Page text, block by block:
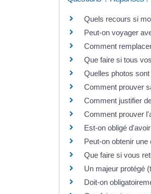
Quels recours si
Peut-on voyager
Comment
Que faire si tous
Quelles photos
Comment prouver
Comment justifier
Comment prouver
Est-on obligé
Peut-on obtenir
Que faire si vous
Un majeur protégé
Doit-on